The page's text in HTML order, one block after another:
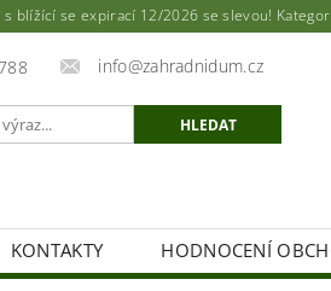
se expirací 12/2026 se slevou! Kategorie
info@zahradnidum.cz
KONTAKTY HODNOCENÍ